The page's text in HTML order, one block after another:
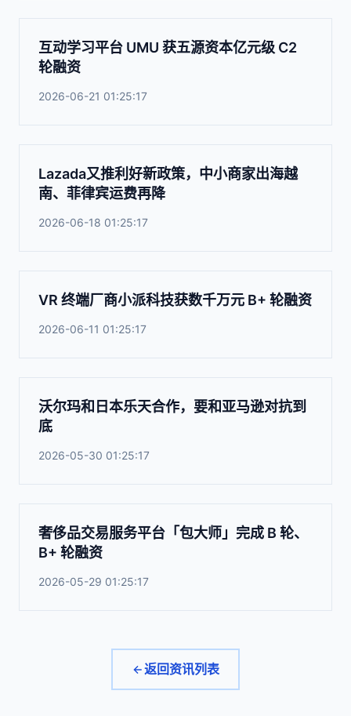
互动学习平台 UMU 获五源资本亿元级 C2
轮融资
2026-06-21 01:25:17
Lazada又推利好新政策，中小商家出海越
南、菲律宾运费再降
2026-06-18 01:25:17
VR 终端厂商小派科技获数千万元 B+ 轮融资
2026-06-11 01:25:17
沃尔玛和日本乐天合作，要和亚马逊对抗到
底
2026-05-30 01:25:17
奢侈品交易服务平台「包大师」完成 B 轮、
B+ 轮融资
2026-05-29 01:25:17
返回资讯列表